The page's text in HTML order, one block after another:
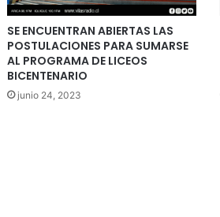
SE ENCUENTRAN ABIERTAS LAS
POSTULACIONES PARA SUMARSE
AL PROGRAMA DE LICEOS
BICENTENARIO
junio 24, 2023